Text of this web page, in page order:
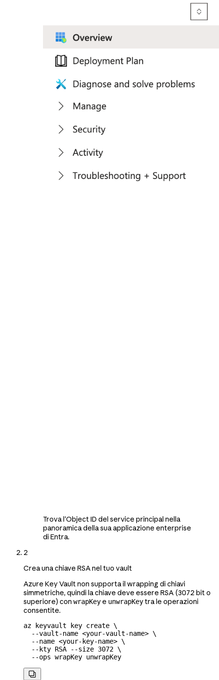
Trova l'Object ID del service principal nella
panoramica della sua applicazione enterprise
di Entra.
2
Crea una chiave RSA nel tuo vault
Azure Key Vault non supporta il wrapping di chiavi
simmetriche, quindi la chiave deve essere RSA (3072 bit o
superiore) con wrapKeye unwrapKeytra le operazioni
consentite.
az keyvault key create \
  --vault-name
<your-vault-name> \
  --name
<your-key-name> \
  --kty
RSA --size 3072 \
  --ops
wrapKey unwrapKey
